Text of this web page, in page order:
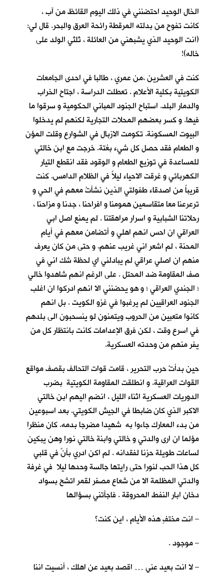
الخال الوحيد احتضنني في ذلك اليوم القائظ من آب ،
كانت تفوح من بدلته المرقطة رائحة العرق والبحر. قال لي:
(انت الوحيد الذي يشبهني من العائلة ، ثلثي الولد على
خاله)!
كنت في العشرين ،من عمري ، طالبا في احدى الجامعات
الكويتية بكلية الأعلام . تعطلت الدراسة ، اجتاح الخراب
والدمار البلد. استباح الجنود المباني الحكومية و سرقوا ما
فيها. و كسر بعضهم المحلات التجارية لكنهم لم يدخلوا
البيوت المسكونة. تكومت الازبال في الشوارع وقلت المؤن
و الطعام فقد حصل كل شيء بغتة. خرجت مع ابن خالتي
للمساعدة في توزيع الطعام و الوقود فقد انقطع التيار
الكهربائي و غرقت الاحياء ليلاً في الظلام الدامس. كنت
قريباً من اصدقاء طفولتي الذين نشأتُ معهم في الحي و
ترعرعنا معا متقاسمين همومنا و افراحنا ، جدنا و مزاحنا ،
رحلاتنا الشبابية و اسرار مراهقتنا . لم يمنع اصل ابي
العراقي ان احس انهم اهلي و أتضامن معهم في أيام
المحنة ، لم اشعر اني غريب عنهم. و حتى من كان يعرف
منهم ان اصلي عراقي لم يبادلني اي لحظة شك اني في
صف المقاومة ضد المحتل . على الرغم انهم شاهدوا خالي
؛ الجندي العراقي ؛ و هو يحضنني الا انهم ادركوا ان اغلب
الجنود العراقيين لم يرغبوا في غزو الكويت . بل انهم
كانوا متعبين من الحروب ويتمنون لو ينسحبون الى بلدهم
في اسرع وقت ، لكن فرق الإعدامات كانت بانتظار كل من
يفر منهم من وحدته العسكرية.
حين بدأتْ حرب التحرير ، قامت قوات التحالف بقصف مواقع
القوات العراقية. و انطلقت المقاومة الكويتية بضرب
الدوريات العسكرية اثناء الليل ، انضم اليهم ابن خالتي
الاكبر الذي كان ضابطا في الجيش الكويتي. بعد اسبوعين
من بدء المعارك جاءوا به شهيدا مضرجا بدمه. كان منظرا
مؤلما ان ارى والدتي و خالتي وابنة خالتي نورا وهن يبكين
لساعات طويلة حزنا لفقدانه . لم اكن ادري بأنّ في قلبي
كل هذا الحب لنورا حتى رايتها جالسة وحدها ليلا في غرفة
والدتي المظلمة الا من شعاع مصفر لقمر اتشح بسواد
دخان ابار النفط المحروقة . فاجأتني بسؤالها
– انت مختفٍ هذه الأيام ، اين كنت؟
– موجود .
– لا انت بعيد عني … اقصد بعيد عن اهلك ، أنسيت اننا